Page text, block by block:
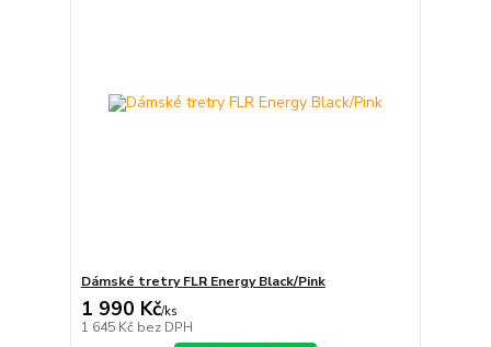
Dámské tretry FLR Energy Black/Pink
1 990 Kč/ks
1 645 Kč bez DPH